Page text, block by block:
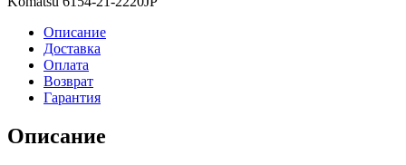
Гильза
Описание
Доставка
Оплата
Возврат
Гарантия
Описание